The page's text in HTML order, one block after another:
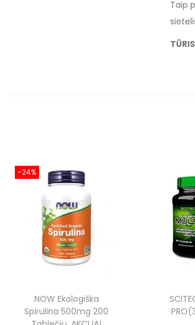
Taip
TŪRIS
-24%
NOW Ekologiška
Spirulina 500mg 200